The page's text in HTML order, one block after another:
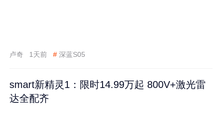
卢奇 1天前 # 深蓝S05
smart新精灵1：限时14.99万起 800V+激光雷
达全配齐